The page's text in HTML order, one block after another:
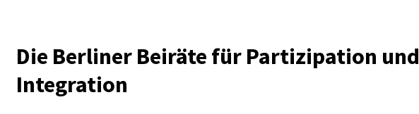
Die Berliner Beiräte für Partizipation und
Integration